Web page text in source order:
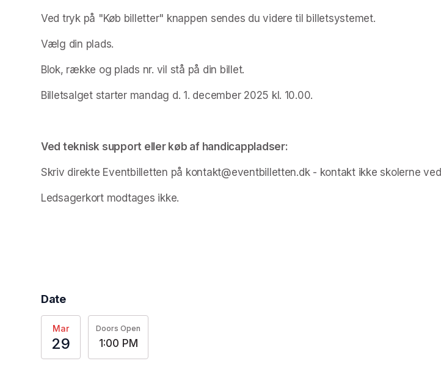
Ved tryk på "Køb billetter" knappen sendes du videre til billetsystemet.
Vælg din plads.
Blok, række og plads nr. vil stå på din billet.
Billetsalget starter mandag d. 1. december 2025 kl. 10.00.
Ved teknisk support eller køb af handicappladser:
Skriv direkte Eventbilletten på kontakt@eventbilletten.dk - kontakt ikke skolerne
Ledsagerkort modtages ikke.
Date
Mar
29
Doors Open
1:00 PM